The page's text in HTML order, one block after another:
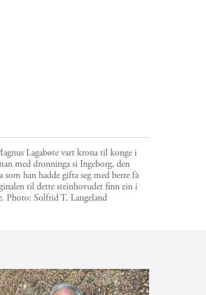
Lagabøte vart krona til konge i
med dronninga si Ingeborg, den
som han hadde gifta seg med berre få
til dette steinhovudet finn ein i
Photo:Solfrid T. Langeland